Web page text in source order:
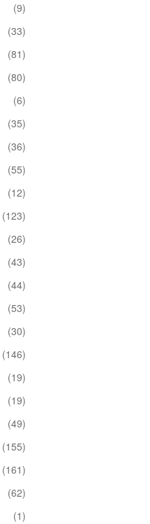
(9)
(33)
(81)
(80)
(6)
(35)
(36)
(55)
(12)
(123)
(26)
(43)
(44)
(53)
(30)
(146)
(19)
(19)
(49)
(155)
(161)
(62)
(1)